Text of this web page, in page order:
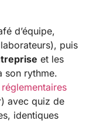
d’équipe,
puis
et les
son rythme.
avec quiz de
identiques